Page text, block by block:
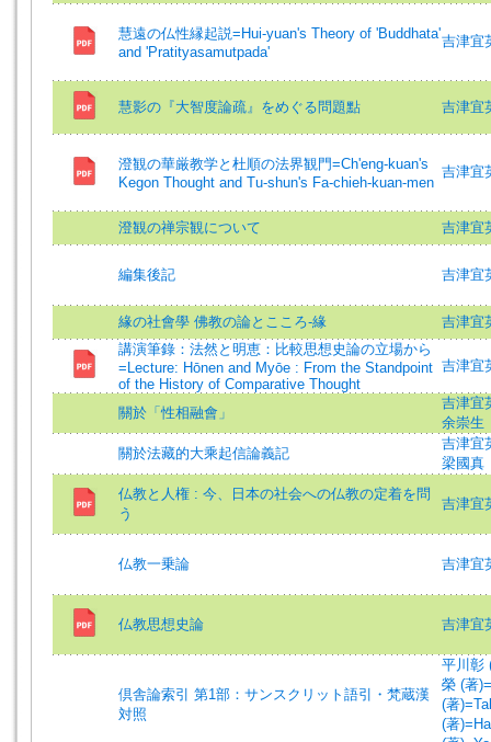
慧遠の仏性縁起説=Hui-yuan's Theory of 'Buddhata'
and 'Pratityasamutpada'
吉津宜
慧影の『大智度論疏』をめぐる問題點 吉津宜
澄観の華厳教学と杜順の法界観門=Ch'eng-kuan's
Kegon Thought and Tu-shun's Fa-chieh-kuan-men
吉津宜
澄観の禅宗観について 吉津宜
編集後記 吉津宜
緣の社會學 佛教の論とこころ-緣
吉津宜
講演筆錄：法然と明恵：比較思想史論の立場から
=Lecture: Hōnen and Myōe : From the Standpoint
of the History of Comparative Thought
吉津宜
關於「性相融會」
吉津宜
余崇生
關於法藏的大乘起信論義記
吉津宜
梁國真
仏教と人権 : 今、日本の社会への仏教の定着を問
う
吉津宜
仏教一乗論 吉津宜
仏教思想史論 吉津宜
倶舎論索引 第1部：サンスクリット語引・梵蔵漢
対照
平川彰
榮 (著
(著
(著